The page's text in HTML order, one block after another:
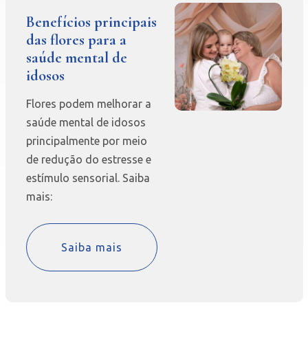
Benefícios principais
das flores para a
saúde mental de
idosos
Flores podem melhorar a
saúde mental de idosos
principalmente por meio
de redução do estresse e
estímulo sensorial. Saiba
mais:
Saiba mais